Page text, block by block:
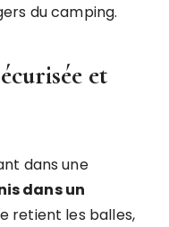
du camping.
et
dans une
dans un
retient les balles,